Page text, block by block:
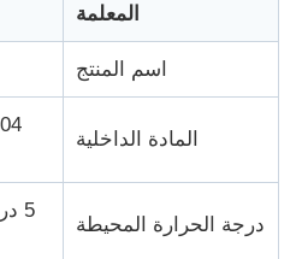
آلة اختبار الكشط
معدات اختبار المطاط
معدات اختبار الأحذية
المعلمة
اسم المنتج
المادة الداخلية
درجة الحرارة المحيطة